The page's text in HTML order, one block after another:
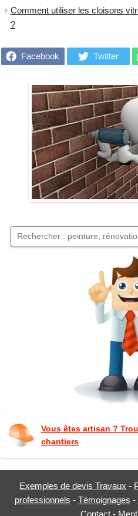
Comment utiliser les cloisons
?
Facebook Twitter
Vous êtes artisan ?
chantiers
Exemples de devis Travaux -
professionnels - Témoignages -